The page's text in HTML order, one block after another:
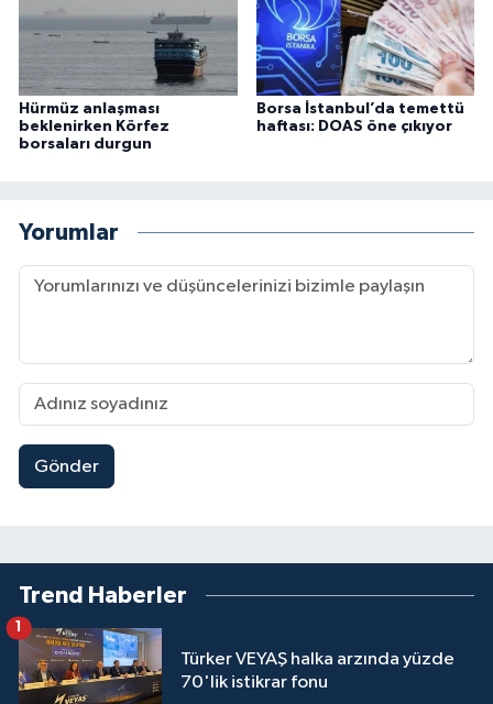
Hürmüz anlaşması
beklenirken Körfez
borsaları durgun
Borsa İstanbul’da temettü
haftası: DOAS öne çıkıyor
Yorumlar
Gönder
Trend Haberler
Türker VEYAŞ halka arzında yüzde
70'lik istikrar fonu